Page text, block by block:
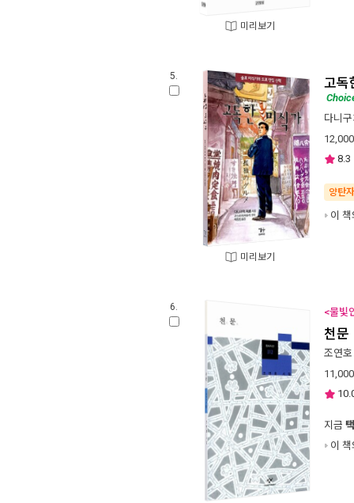
미리보기
5.
미리보기
고독
다니
12,000
8.3
양탄
이
6. <물빛
천문
조연호
11,000
지금
이